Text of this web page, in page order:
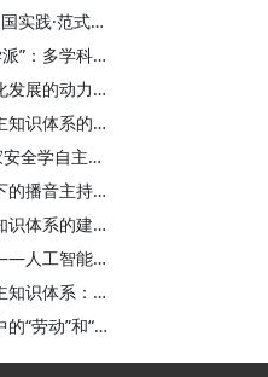
涂凌波 张译匀：智能驱动·中国实践·范式创新：“构建中国新闻传播学自主知识体系”专题研讨会综述
田香凝 丁靓琦：何以“中国学派”：多学科视野下中国特色新闻传播学建设的研究
邱华翔：韩国托育服务普惠化发展的动力机制、制度路径与政策效应
赵春华：中国时尚传播学自主知识体系的内在逻辑与实践路径
刘凯：以“四个统一”推进国家安全学自主知识体系构建
姚喜双：自主知识体系构建下的播音主持高等专业教育研究
封丽霞：论中国法理学自主知识体系的建构
刘越：当算法开始参与决策——人工智能重塑全球治理的底层逻辑
杨洁勉：中国区域国别学自主知识体系：本原、借鉴和建构
阎孟伟：马克思劳动价值论中的“劳动”和“价值”概念